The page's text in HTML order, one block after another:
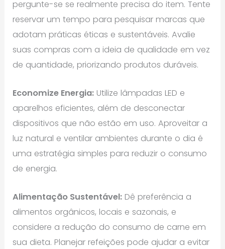
pergunte-se se realmente precisa do item. Tente
reservar um tempo para pesquisar marcas que
adotam práticas éticas e sustentáveis. Avalie
suas compras com a ideia de qualidade em vez
de quantidade, priorizando produtos duráveis.
Economize Energia: Utilize lâmpadas LED e
aparelhos eficientes, além de desconectar
dispositivos que não estão em uso. Aproveitar a
luz natural e ventilar ambientes durante o dia é
uma estratégia simples para reduzir o consumo
de energia.
Alimentação Sustentável: Dê preferência a
alimentos orgânicos, locais e sazonais, e
considere a redução do consumo de carne em
sua dieta. Planejar refeições pode ajudar a evitar